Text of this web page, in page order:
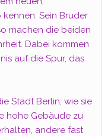
Sein Bruder
machen die beiden
Dabei kommen
auf die Spur, das
Stadt Berlin, wie sie
hohe Gebäude zu
andere fast